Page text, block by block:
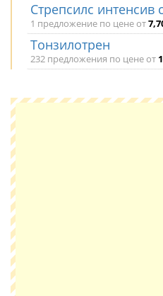
Стрепсилс
1 предложение по цене от
Тонзилотрен
232 предложения по цене от